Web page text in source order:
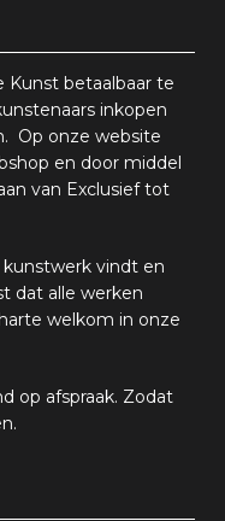
Kunst betaalbaar te
inkopen
Op onze website
en door middel
van Exclusief tot
kunstwerk vindt en
dat alle werken
welkom in onze
op afspraak. Zodat